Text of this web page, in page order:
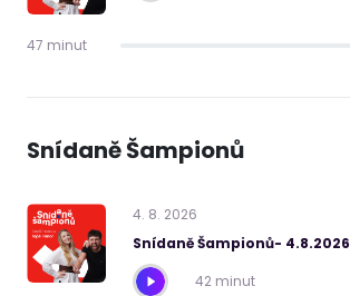
47 minut
Snídaně Šampionů
4. 8. 2026
Snídaně Šampionů- 4.8.2026
42 minut